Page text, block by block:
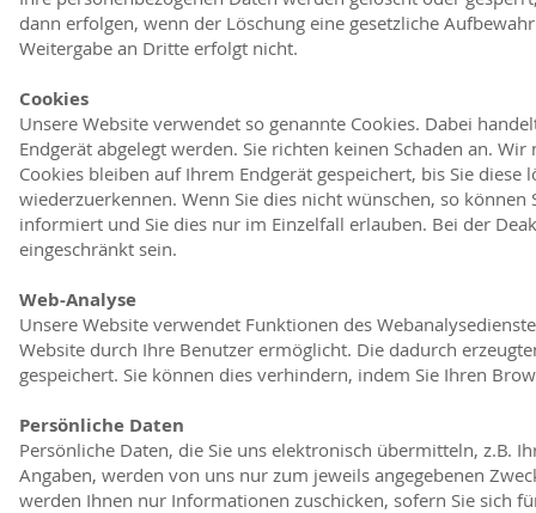
dann erfolgen, wenn der Löschung eine gesetzliche
Weitergabe an Dritte erfolgt nicht.
Cookies
Unsere Website verwendet so genannte Cookies. Dabei
Endgerät abgelegt werden. Sie richten keinen Schaden an.
Cookies bleiben auf Ihrem Endgerät gespeichert, bis Sie
wiederzuerkennen. Wenn Sie dies nicht wünschen, so
informiert und Sie dies nur im Einzelfall erlauben. Bei der
eingeschränkt sein.
Web-Analyse
Unsere Website verwendet Funktionen des
Website durch Ihre Benutzer ermöglicht. Die dadurch
gespeichert. Sie können dies verhindern, indem Sie Ihren
Persönliche Daten
Persönliche Daten, die Sie uns elektronisch übermitteln, z.B.
Angaben, werden von uns nur zum jeweils angegebenen
werden Ihnen nur Informationen zuschicken, sofern Sie sich